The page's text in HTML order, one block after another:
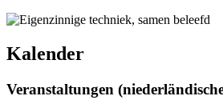
Kalender
Veranstaltungen